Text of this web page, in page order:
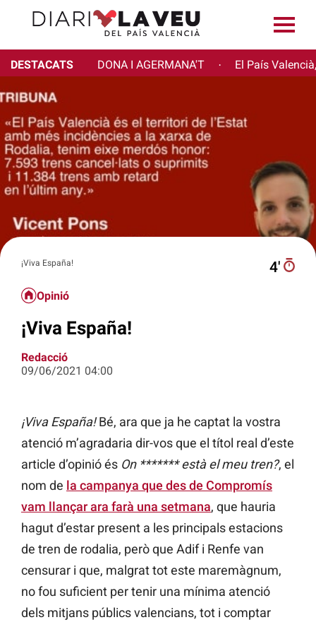
DESTACATS DONA I AGERMANA'T · El País
¡Viva España! 4′
Opinió
¡Viva España!
Redacció
09/06/2021 04:00
¡Viva España!Bé, ara que ja he captat la vostra
atenció m’agradaria dir-vos que el títol real d’este
article d’opinió és On ******* està el meu tren?, el
nom de la campanya que des de Compromís
vam llançar ara farà una setmana, que hauria
hagut d’estar present a les principals estacions
de tren de rodalia, però que Adif i Renfe van
censurar i que, malgrat tot este maremàgnum,
no fou suficient per tenir una mínima atenció
dels mitjans públics valencians, tot i comptar